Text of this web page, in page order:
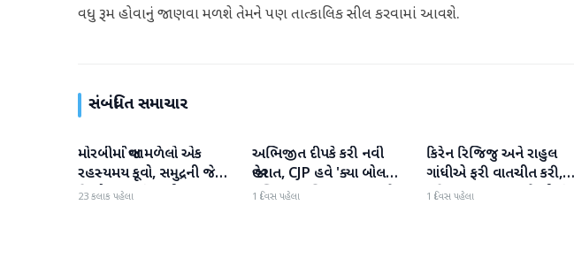
વધુ રૂમ હોવાનું જાણવા મળશે તેમને પણ તાત્કાલિક સીલ કરવામાં આવશે.
સંબંધિત સમાચાર
રાષ્ટ્રીય
મોરબીમાં જોવા મળેલો એક
રહસ્યમય કૂવો, સમુદ્રની જેમ
હિલોળા ખાતું પાણી
23 કલાક પહેલા
રાષ્ટ્રીય
અભિજીત દીપકે કરી નવી
જાહેરાત, CJP હવે 'ક્યા બોલતી
પબ્લિક' અભિયાન શરૂ કરશે
1 દિવસ પહેલા
રાષ્ટ્રીય
કિરેન રિજિજુ અને રાહુલ
ગાંધીએ ફરી વાતચીત કરી,
મહિલા અનામત અને સીમાંકન
1 દિવસ પહેલા